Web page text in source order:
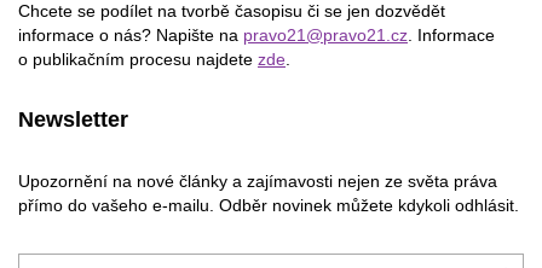
Chcete se podílet na tvorbě časopisu či se jen dozvědět
informace o nás? Napište na pravo21@pravo21.cz . Informace
o publikačním procesu najdete zde
Newsletter
Upozornění na nové články a zajímavosti nejen ze světa práva
přímo do vašeho e-mailu. Odběr novinek můžete kdykoli odhlásit.